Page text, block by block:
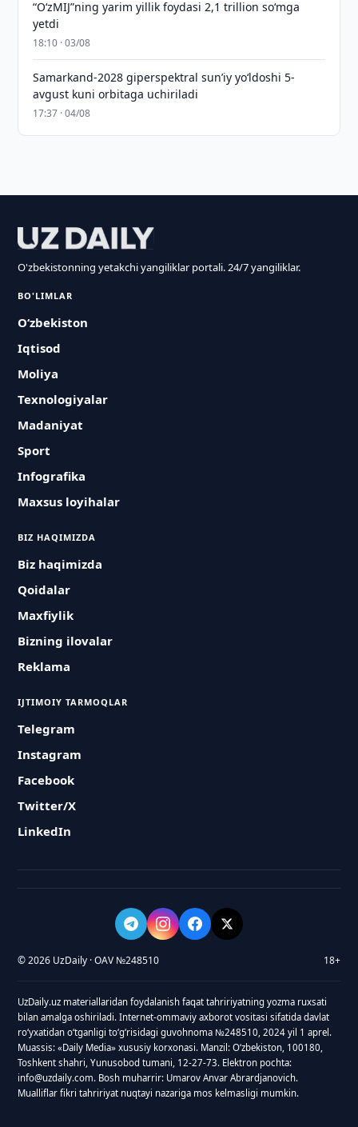
“O‘zMIJ”ning yarim yillik foydasi 2,1 trillion so‘mga
yetdi
18:10 · 03/08
Samarkand-2028 giperspektral sun’iy yo‘ldoshi 5-
avgust kuni orbitaga uchiriladi
17:37 · 04/08
O'zbekistonning yetakchi yangiliklar portali. 24/7 yangiliklar.
BO'LIMLAR
O‘zbekiston
Iqtisod
Moliya
Texnologiyalar
Madaniyat
Sport
Infografika
Maxsus loyihalar
BIZ HAQIMIZDA
Biz haqimizda
Qoidalar
Maxfiylik
Bizning ilovalar
Reklama
IJTIMOIY TARMOQLAR
Telegram
Instagram
Facebook
Twitter/X
LinkedIn
© 2026 UzDaily · OAV №248510 18+
UzDaily.uz materiallaridan foydalanish faqat tahririyatning yozma ruxsati
bilan amalga oshiriladi. Internet-ommaviy axborot vositasi sifatida davlat
roʻyxatidan oʻtganligi toʻgʻrisidagi guvohnoma №248510, 2024 yil 1 aprel.
Muassis: «Daily Media» xususiy korxonasi. Manzil: Oʻzbekiston, 100180,
Toshkent shahri, Yunusobod tumani, 12-27-73. Elektron pochta:
info@uzdaily.com. Bosh muharrir: Umarov Anvar Abrardjanovich.
Mualliflar fikri tahririyat nuqtayi nazariga mos kelmasligi mumkin.